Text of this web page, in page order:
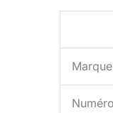
Marque